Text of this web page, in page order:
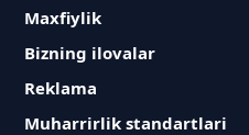
Maxfiylik
Bizning ilovalar
Reklama
Muharrirlik standartlari